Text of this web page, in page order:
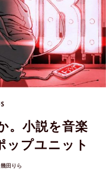
。小説を音楽
ップユニット
幾田りら